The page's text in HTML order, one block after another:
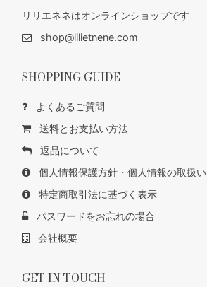
リリエネネはオンラインショップです
shop@lilietnene.com
SHOPPING GUIDE
よくあるご質問
送料とお支払い方法
返品について
個人情報保護方針・個人情報の取扱い
特定商取引法に基づく表示
パスワードをお忘れの場合
会社概要
GET IN TOUCH